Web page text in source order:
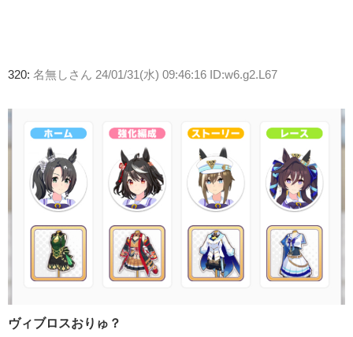
320: 名無しさん 24/01/31(水) 09:46:16 ID:w6.g2.L67
ヴィブロスおりゅ？